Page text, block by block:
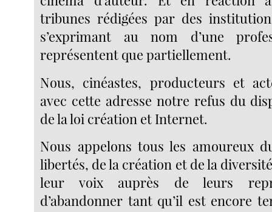
tribunes rédigées par des
s’exprimant au nom d’une
représentent que partiellement.
Nous, cinéastes, producteurs et
avec cette adresse notre refus du
de la loi création et Internet.
Nous appelons tous les amoureux
libertés, de la création et de la
leur voix auprès de leurs
d’abandonner tant qu’il est encore